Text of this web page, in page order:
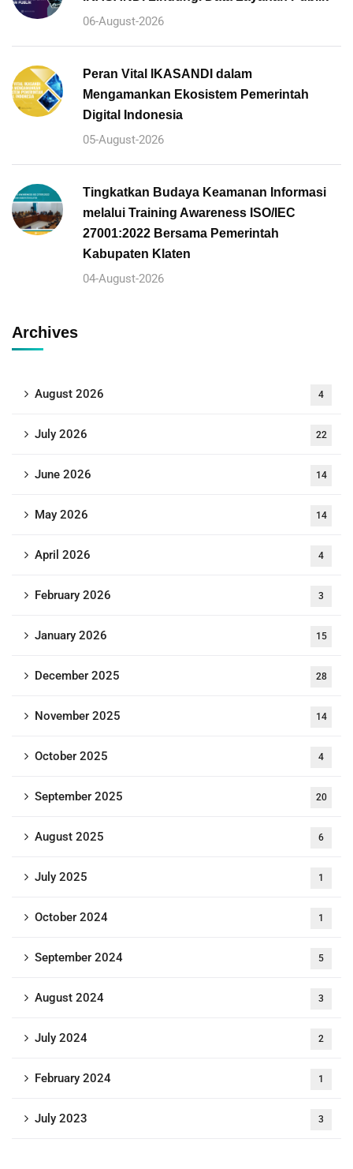
06-August-2026
Peran Vital IKASANDI dalam
Mengamankan Ekosistem Pemerintah
Digital Indonesia
05-August-2026
Tingkatkan Budaya Keamanan Informasi
melalui Training Awareness ISO/IEC
27001:2022 Bersama Pemerintah
Kabupaten Klaten
04-August-2026
Archives
August 2026 4
July 2026 22
June 2026 14
May 2026 14
April 2026 4
February 2026 3
January 2026 15
December 2025 28
November 2025 14
October 2025 4
September 2025 20
August 2025 6
July 2025 1
October 2024 1
September 2024 5
August 2024 3
July 2024 2
February 2024 1
July 2023 3